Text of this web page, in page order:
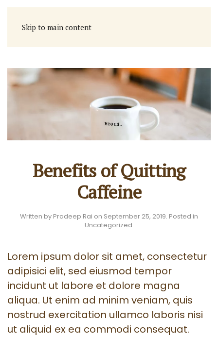
Skip to main content
Benefits of Quitting
Caffeine
Written by Pradeep Rai on September 25, 2019. Posted in
Uncategorized.
Lorem ipsum dolor sit amet, consectetur
adipisici elit, sed eiusmod tempor
incidunt ut labore et dolore magna
aliqua. Ut enim ad minim veniam, quis
nostrud exercitation ullamco laboris nisi
ut aliquid ex ea commodi consequat.